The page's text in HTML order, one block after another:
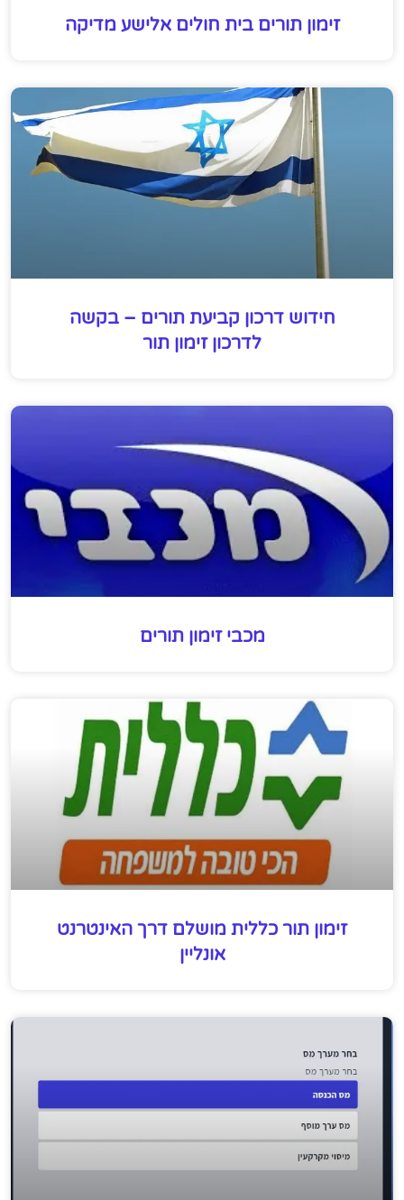
זימון תורים בית חולים אלישע מדיקה
חידוש דרכון קביעת תורים – בקשה
לדרכון זימון תור
מכבי זימון תורים
זימון תור כללית מושלם דרך האינטרנט
אונליין